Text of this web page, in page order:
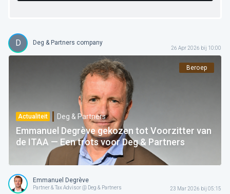
D Deg & Partners company
26 Apr 2026 bij 10:00
Beroep
Actualiteit Deg & Partners
Emmanuel Degrève gekozen tot Voorzitter van
de ITAA — Een trots voor Deg & Partners
Emmanuel Degrève
Partner & Tax Advisor @ Deg & Partners 23 Mar 2026 bij 05:15